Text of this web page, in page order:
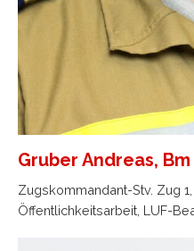
Gruber Andreas, Bm
Zugskommandant-Stv. Zug
Öffentlichkeitsarbeit, LUF-